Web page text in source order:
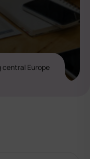
central Europe